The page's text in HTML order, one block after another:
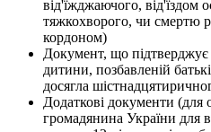
від'їжджаючого, від'їздом
тяжкохворого, чи смертю
кордоном)
Документ, що
дитини, позбавленій
досягла
Додаткові документи (для
громадянина України для